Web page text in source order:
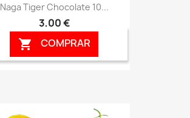
Naga Tiger Chocolate 10...
3,00 €
 COMPRAR